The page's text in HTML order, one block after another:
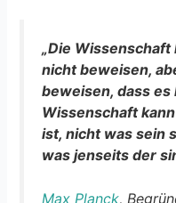
„Die Wissenschaft
nicht beweisen,
beweisen, dass es
Wissenschaft
ist, nicht was sein
was jenseits der
Max Planck,